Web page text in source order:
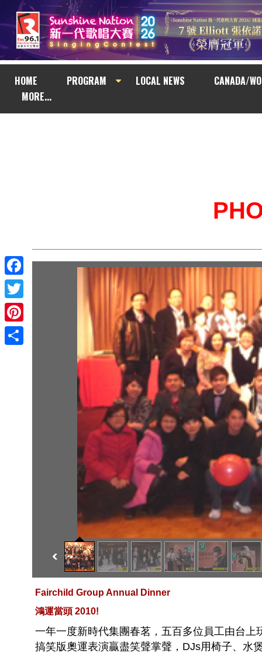
HOME PROGRAM LOCAL NEWS
CANADA/
MORE...
Facebook
Twitter
Pinterest
Fairchild Group Annual Dinner
鴻運當頭 2010!
一年一度新時代集團春茗，五百多位員工由台
搞笑版奧運表演贏盡笑聲掌聲，DJs用椅子、水